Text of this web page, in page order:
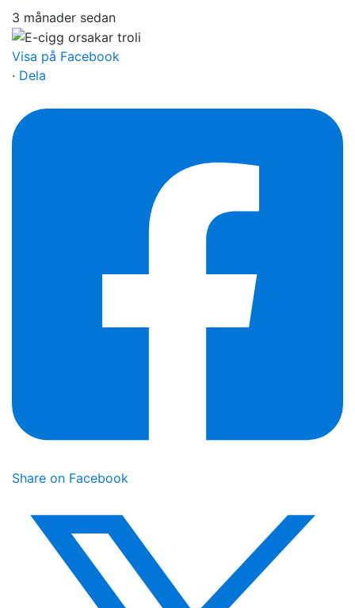
3 månader sedan
Visa på Facebook
· Dela
Share on Facebook